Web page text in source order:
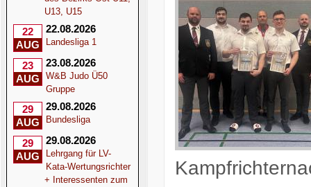
U13, U15
22
AUG
22.08.2026
Landesliga 1
23
AUG
23.08.2026
W&B Judo Ü50
Gruppe
29
AUG
29.08.2026
Bundesliga
29
AUG
29.08.2026
Lehrgang für LV-
Kata-Wertungsrichter
+ Interessenten zum